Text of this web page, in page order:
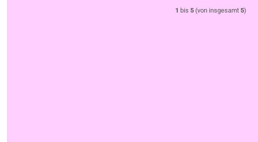
1 bis 5 (von insgesamt 5)